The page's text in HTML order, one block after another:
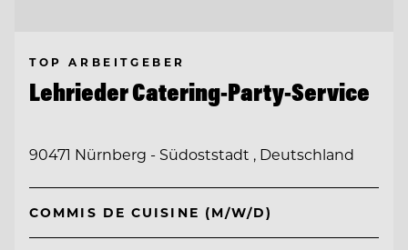
TOP ARBEITGEBER
Lehrieder Catering-Party-Service
90471 Nürnberg - Südoststadt , Deutschland
COMMIS DE CUISINE (M/W/D)